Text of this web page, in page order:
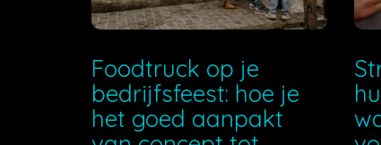
Foodtruck op je
bedrijfsfeest: hoe je
het goed aanpakt